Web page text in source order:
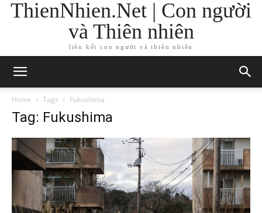
ThienNhien.Net | Con người
và Thiên nhiên
liên kết con người và thiên nhiên
Home Tags Fukushima
Tag: Fukushima